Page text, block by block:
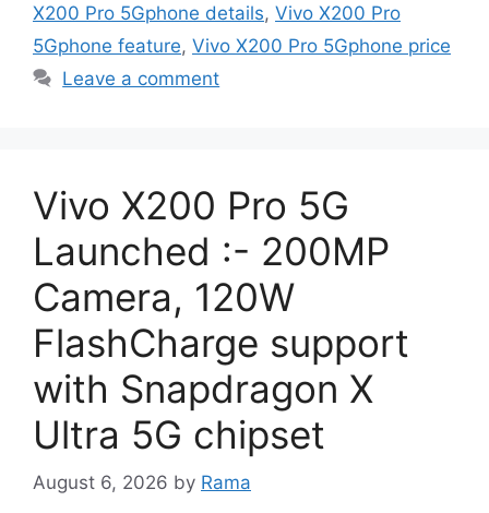
X200 Pro 5Gphone details, Vivo X200 Pro
5Gphone feature, Vivo X200 Pro 5Gphone price
Leave a comment
Vivo X200 Pro 5G
Launched :- 200MP
Camera, 120W
FlashCharge support
with Snapdragon X
Ultra 5G chipset
August 6, 2026 by Rama